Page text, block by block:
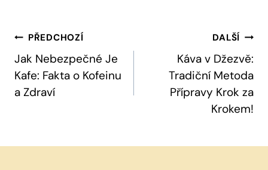
Navigace
Pro
Příspěvek
PŘEDCHOZÍ
Jak Nebezpečné Je
Kafe: Fakta o Kofeinu
a Zdraví
DALŠÍ
Káva v Džezvě:
Tradiční Metoda
Přípravy Krok za
Krokem!